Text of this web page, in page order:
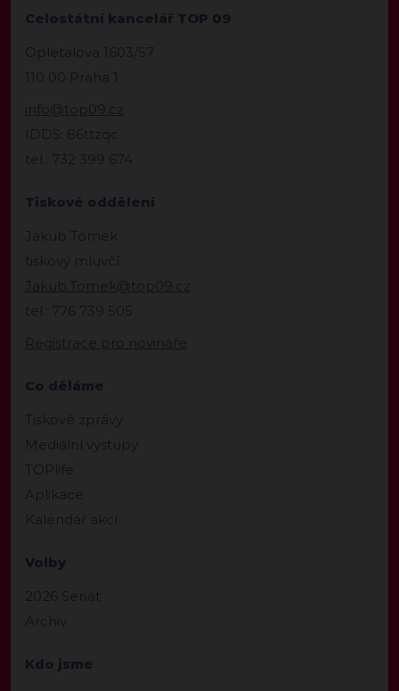
Celostátní kancelář TOP 09
Opletalova 1603/57
110 00 Praha 1
info@top09.cz
IDDS: 86ttzqc
tel.: 732 399 674
Tiskové oddělení
Jakub Tomek
tiskový mluvčí
Jakub.Tomek@top09.cz
tel.: 776 739 505
Registrace pro novináře
Co děláme
Tiskové zprávy
Mediální výstupy
TOPlife
Aplikace
Kalendář akcí
Volby
2026 Senát
Archiv
Kdo jsme